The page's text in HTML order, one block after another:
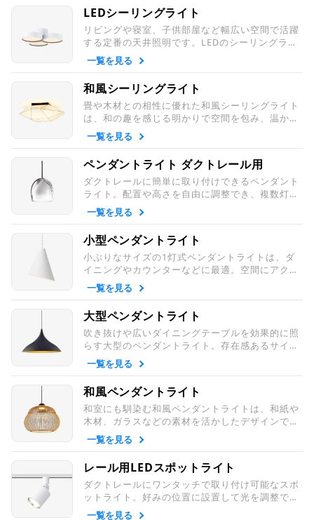
LEDシーリングライト
リビングや寝室、子供部屋など幅広い空間で活躍
する定番の天井照明です。LEDのシーリングライ
トは省エネ性能と長寿命に優れ、照明器具の中で
も特に選ばれている人気タイプです。
一覧を見る
和風シーリングライト
畳や木材との相性に優れた和風シーリングライト
は、和の趣を感じる明かりで空間を包み、温かみ
のある和室空間を演出します。強化和紙など和紙
に見える丈夫な和の天井照明です。
一覧を見る
ペンダントライト ダクトレール用
ダクトレールに簡単に取り付けできるペンダント
ライト。配置や高さを自由に調整でき、複数灯を
組み合わせればダイニング空間をおしゃれに演出
できます。
一覧を見る
小型ペンダントライト
小ぶりなサイズの1灯式ペンダントライトは、ダ
イニングやカウンターなどに最適。空間にアクセ
ントを添える演出ができ、玄関灯や階段灯として
も活用されています。
一覧を見る
大型ペンダントライト
吹き抜けや広いダイニングテーブルを効果的に照
らす大型のペンダントライト。存在感あるサイズ
で、インテリアの主役として空間を演出します。
一覧を見る
和風ペンダントライト
和室にも馴染む和風ペンダントライトは、和紙や
木材、ガラスなどの素材を活かしたデザインで、
和モダン空間にも使える照明を揃えています。
一覧を見る
レール用LEDスポットライト
ダクトレールにワンタッチで取り付け可能なスポ
ットライト。好みの位置に設置して光を調整で
き、ショップのようなおしゃれな空間を演出しま
一覧を見る